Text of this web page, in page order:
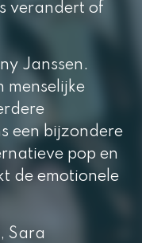
verandert of
Janssen.
menselijke
een bijzondere
pop en
de emotionele
Sara